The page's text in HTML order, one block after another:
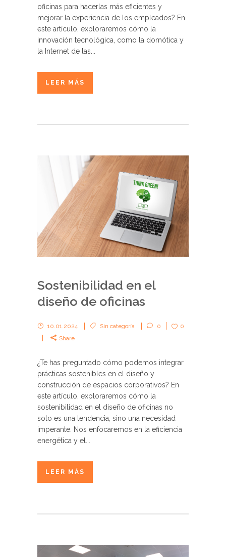
oficinas para hacerlas más eficientes y
mejorar la experiencia de los empleados? En
este artículo, exploraremos cómo la
innovación tecnológica, como la domótica y
la Internet de las...
LEER MÁS
Sostenibilidad en el
diseño de oficinas
10.01.2024 Sin categoría 0
0
Share
¿Te has preguntado cómo podemos integrar
prácticas sostenibles en el diseño y
construcción de espacios corporativos? En
este artículo, exploraremos cómo la
sostenibilidad en el diseño de oficinas no
solo es una tendencia, sino una necesidad
imperante. Nos enfocaremos en la eficiencia
energética y el...
LEER MÁS